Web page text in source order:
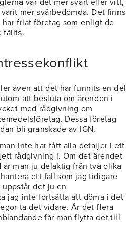
var det mer svart eller vitt,
mer svårbedömda. Det finns
har friat företag som enligt de
fällts.
även att det har funnits en del
att besluta om ärenden i
med rådgivning om
Dessa företag
bli granskade av IGN.
inte har fått alla detaljer i ett
rådgivning i. Om det ärendet
är man ju delaktig från två olika
ett fall som jag tidigare
det ju en
jag inte fortsätta att döma i det
ta det vidare. Är det flera
får man flytta det till